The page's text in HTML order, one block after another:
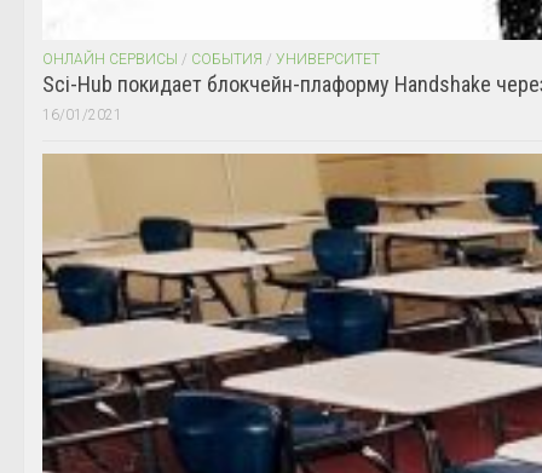
ОНЛАЙН СЕРВИСЫ / СОБЫТИЯ / УНИВЕРСИТЕТ
Sci-Hub покидает блокчейн-плаформу Handshake
16/01/2021